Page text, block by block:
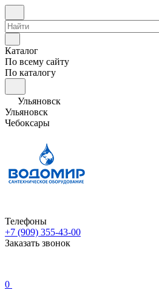
Каталог
По всему сайту
По каталогу
Ульяновск
Ульяновск
Чебоксары
Телефоны
+7 (909) 355-43-00
Заказать звонок
0